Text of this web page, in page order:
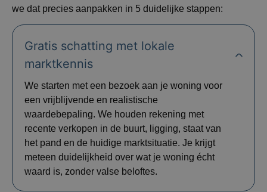
we dat precies aanpakken in 5 duidelijke stappen:
Gratis schatting met lokale
marktkennis
We starten met een bezoek aan je woning voor
een vrijblijvende en realistische
waardebepaling. We houden rekening met
recente verkopen in de buurt, ligging, staat van
het pand en de huidige marktsituatie. Je krijgt
meteen duidelijkheid over wat je woning écht
waard is, zonder valse beloftes.